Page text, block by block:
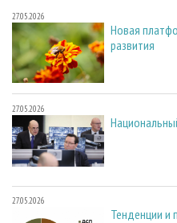
27.05.2026
Новая
развития
27.05.2026
27.05.2026
Тенденции и